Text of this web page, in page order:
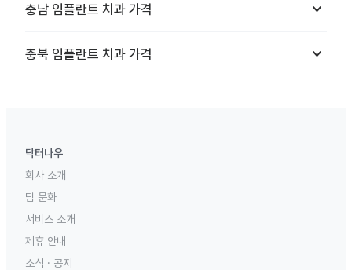
충남 임플란트 치과 가격 keyboard_arrow_down
충북 임플란트 치과 가격 keyboard_arrow_down
닥터나우
회사 소개
팀 문화
서비스 소개
제휴 안내
소식 · 공지